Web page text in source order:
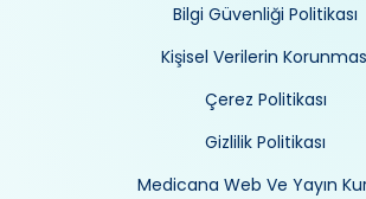
Bilgi Güvenliği Politikası
Kişisel Verilerin
Çerez Politikası
Gizlilik Politikası
Medicana Web Ve Yayın